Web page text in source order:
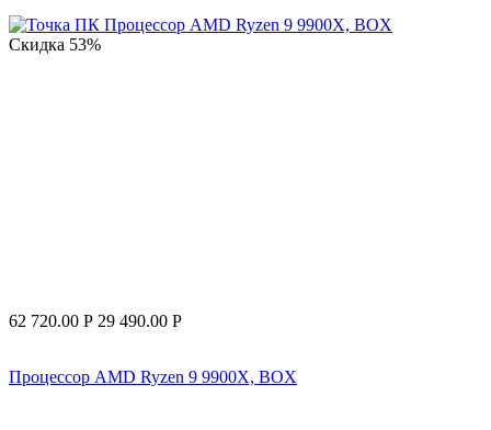
Скидка 53%
62 720.00 Р 29 490.00 Р
Процессор AMD Ryzen 9 9900X, BOX